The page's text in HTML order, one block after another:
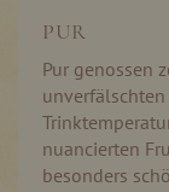
PUR
Pur genossen
nuancierten
besonders